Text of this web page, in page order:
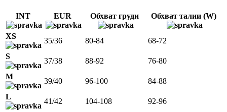
INT EUR Обхват груди Обхват талии (W)
XS
35/36 80-84
68-72
S
37/38 88-92
76-80
M
39/40 96-100
84-88
L
41/42 104-108
92-96